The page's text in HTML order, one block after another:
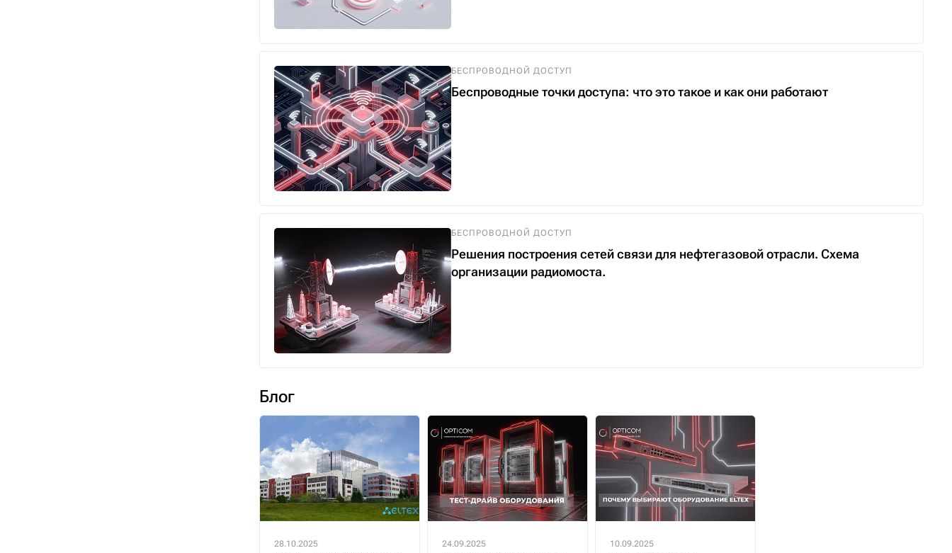
БЕСПРОВОДНОЙ ДОСТУП
Беспроводные точки доступа: что это такое и как они работают
БЕСПРОВОДНОЙ ДОСТУП
Решения построения сетей связи для нефтегазовой отрасли. Схема
организации радиомоста.
Блог
28.10.2025 24.09.2025 10.09.2025